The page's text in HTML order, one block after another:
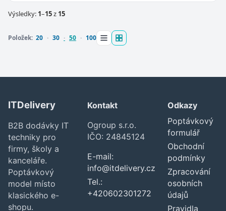
Výsledky: 1–15z 15
Položek: 20 30 50 100
ITDelivery
B2B dodávky IT
techniky pro
firmy, školy a
kanceláře.
Poptávkový
model místo
klasického e-
shopu.
Kontakt
Ogroup s.r.o.
IČO: 24845124
E-mail:
info@itdelivery.cz
Tel.:
+420602301272
Odkazy
Poptávkový
formulář
Obchodní
podmínky
Zpracování
osobních
údajů
Pravidla